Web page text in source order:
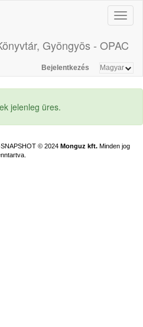
Gyöngyös - OPAC
Bejelentkezés
jelenleg üres.
© 2024 Monguz kft.Minden jog